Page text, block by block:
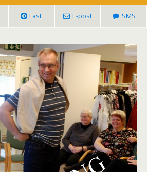
Fäst E-post SMS